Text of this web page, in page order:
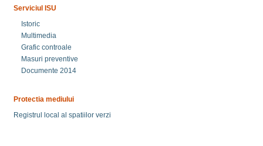
Serviciul ISU
Istoric
Multimedia
Grafic controale
Masuri preventive
Documente 2014
Protectia mediului
Registrul local al spatiilor verzi